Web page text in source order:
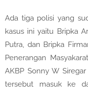
Ada tiga polisi yang
kasus ini yaitu Bripka
Putra, dan Bripka
Penerangan
AKBP Sonny W
tersebut masuk ke